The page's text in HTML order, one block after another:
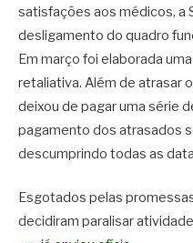
satisfações aos médicos, a
desligamento do quadro
Em março foi elaborada
retaliativa. Além de atrasar
deixou de pagar uma série
pagamento dos atrasados
descumprindo todas as
Esgotados pelas
decidiram paralisar